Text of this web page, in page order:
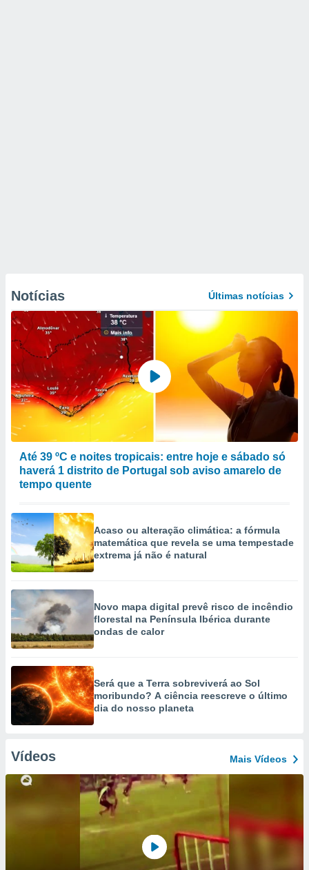
Notícias Últimas notícias
Até 39 ºC e noites tropicais: entre hoje e sábado só
haverá 1 distrito de Portugal sob aviso amarelo de
tempo quente
Acaso ou alteração climática: a fórmula
matemática que revela se uma tempestade
extrema já não é natural
Novo mapa digital prevê risco de incêndio
florestal na Península Ibérica durante
ondas de calor
Será que a Terra sobreviverá ao Sol
moribundo? A ciência reescreve o último
dia do nosso planeta
Vídeos Mais Vídeos